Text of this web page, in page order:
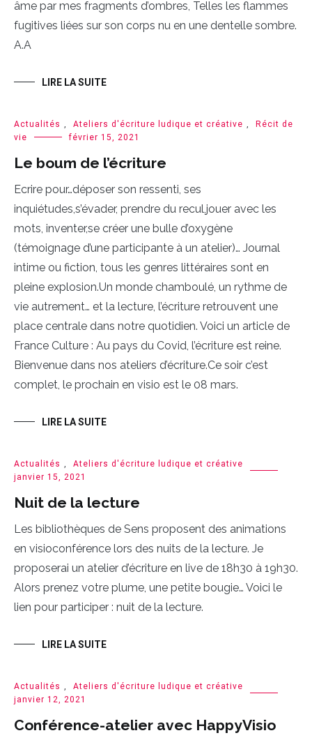
âme par mes fragments d’ombres, Telles les flammes
fugitives liées sur son corps nu en une dentelle sombre.
A.A
LIRE LA SUITE
Actualités , Ateliers d'écriture ludique et créative ,
Récit de
vie
février 15, 2021
Le boum de l’écriture
Ecrire pour…déposer son ressenti, ses
inquiétudes,s’évader, prendre du recul,jouer avec les
mots, inventer,se créer une bulle d’oxygène
(témoignage d’une participante à un atelier)… Journal
intime ou fiction, tous les genres littéraires sont en
pleine explosion.Un monde chamboulé, un rythme de
vie autrement… et la lecture, l’écriture retrouvent une
place centrale dans notre quotidien. Voici un article de
France Culture : Au pays du Covid, l’écriture est reine.
Bienvenue dans nos ateliers d’écriture.Ce soir c’est
complet, le prochain en visio est le 08 mars.
LIRE LA SUITE
Actualités ,
Ateliers d'écriture ludique et créative
janvier 15, 2021
Nuit de la lecture
Les bibliothèques de Sens proposent des animations
en visioconférence lors des nuits de la lecture. Je
proposerai un atelier d’écriture en live de 18h30 à 19h30.
Alors prenez votre plume, une petite bougie… Voici le
lien pour participer : nuit de la lecture.
LIRE LA SUITE
Actualités ,
Ateliers d'écriture ludique et créative
janvier 12, 2021
Conférence-atelier avec HappyVisio